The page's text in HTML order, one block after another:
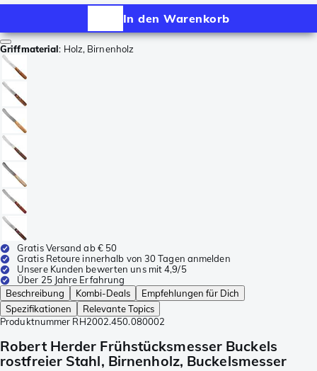
In den Warenkorb
Griffmaterial: Holz, Birnenholz
Gratis Versand ab € 50
Gratis Retoure innerhalb von 30 Tagen anmelden
Unsere Kunden bewerten uns mit 4,9/5
Über 25 Jahre Erfahrung
Beschreibung
Kombi-Deals
Empfehlungen für Dich
Spezifikationen
Relevante Topics
Produktnummer RH2002.450.080002
Robert Herder Frühstücksmesser Buckels
rostfreier Stahl, Birnenholz, Buckelsmesser